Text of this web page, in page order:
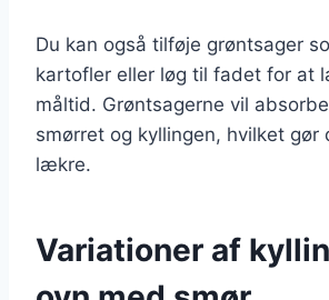
Du kan også tilføje grøntsager
kartofler eller løg til fadet for at
måltid. Grøntsagerne vil
smørret og kyllingen, hvilket gør
lækre.
Variationer af